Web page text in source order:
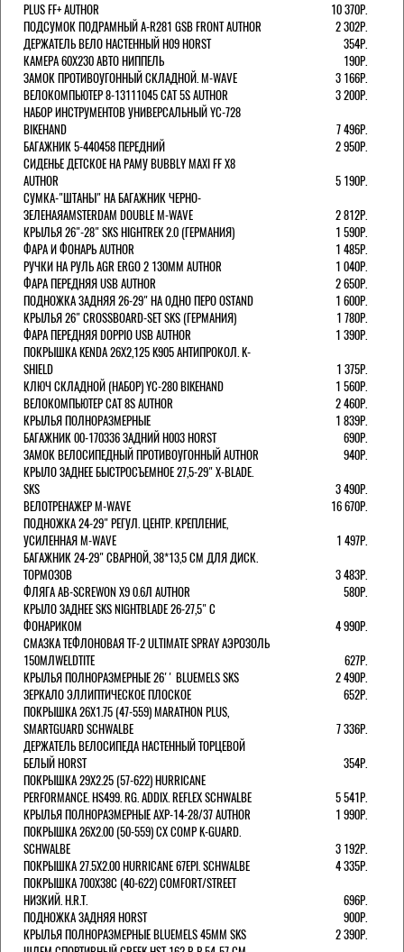
PLUS FF+ AUTHOR
10 370Р.
ПОДСУМОК ПОДРАМНЫЙ A-R281 GSB FRONT AUTHOR
2 302Р.
ДЕРЖАТЕЛЬ ВЕЛО НАСТЕННЫЙ H09 HORST
354Р.
КАМЕРА 60X230 АВТО НИППЕЛЬ
190Р.
ЗАМОК ПРОТИВОУГОННЫЙ СКЛАДНОЙ. M-WAVE
3 166Р.
ВЕЛОКОМПЬЮТЕР 8-13111045 CAT 5S AUTHOR
3 200Р.
НАБОР ИНСТРУМЕНТОВ УНИВЕРСАЛЬНЫЙ YC-728
BIKEHAND
7 496Р.
БАГАЖНИК 5-440458 ПЕРЕДНИЙ
2 950Р.
СИДЕНЬЕ ДЕТСКОЕ НА РАМУ BUBBLY MAXI FF X8
AUTHOR
5 190Р.
СУМКА-"ШТАНЫ" НА БАГАЖНИК ЧЕРНО-
ЗЕЛЕНАЯAMSTERDAM DOUBLE M-WAVE
2 812Р.
КРЫЛЬЯ 26"-28" SKS HIGHTREK 2.0 (ГЕРМАНИЯ)
1 590Р.
ФАРА И ФОНАРЬ AUTHOR
1 485Р.
РУЧКИ НА РУЛЬ AGR ERGO 2 130ММ AUTHOR
1 040Р.
ФАРА ПЕРЕДНЯЯ USB AUTHOR
2 650Р.
ПОДНОЖКА ЗАДНЯЯ 26-29" НА ОДНО ПЕРО OSTAND
1 600Р.
КРЫЛЬЯ 26" CROSSBOARD-SET SKS (ГЕРМАНИЯ)
1 780Р.
ФАРА ПЕРЕДНЯЯ DOPPIO USB AUTHOR
1 390Р.
ПОКРЫШКА KENDA 26Х2,125 K905 АНТИПРОКОЛ. K-
SHIELD
1 375Р.
КЛЮЧ СКЛАДНОЙ (НАБОР) YC-280 BIKEHAND
1 560Р.
ВЕЛОКОМПЬЮТЕР CAT 8S AUTHOR
2 460Р.
КРЫЛЬЯ ПОЛНОРАЗМЕРНЫЕ
1 839Р.
БАГАЖНИК 00-170336 ЗАДНИЙ H003 HORST
690Р.
ЗАМОК ВЕЛОСИПЕДНЫЙ ПРОТИВОУГОННЫЙ AUTHOR
940Р.
КРЫЛО ЗАДНЕЕ БЫСТРОСЪЕМНОЕ 27,5-29" X-BLADE.
SKS
3 490Р.
ВЕЛОТРЕНАЖЕР M-WAVE
16 670Р.
ПОДНОЖКА 24-29" РЕГУЛ. ЦЕНТР. КРЕПЛЕНИЕ,
УСИЛЕННАЯ M-WAVE
1 497Р.
БАГАЖНИК 24-29" СВАРНОЙ, 38*13,5 СМ ДЛЯ ДИСК.
ТОРМОЗОВ
3 483Р.
ФЛЯГА AB-SCREWON X9 0.6Л AUTHOR
580Р.
КРЫЛО ЗАДНЕЕ SKS NIGHTBLADE 26-27,5" С
ФОНАРИКОМ
4 990Р.
СМАЗКА ТЕФЛОНОВАЯ TF-2 ULTIMATE SPRAY АЭРОЗОЛЬ
150МЛWELDTITE
627Р.
КРЫЛЬЯ ПОЛНОРАЗМЕРНЫЕ 26'' BLUEMELS SKS
2 490Р.
ЗЕРКАЛО ЭЛЛИПТИЧЕСКОЕ ПЛОСКОЕ
652Р.
ПОКРЫШКА 26X1.75 (47-559) MARATHON PLUS,
SMARTGUARD SCHWALBE
7 336Р.
ДЕРЖАТЕЛЬ ВЕЛОCИПЕДА НАСТЕННЫЙ ТОРЦЕВОЙ
БЕЛЫЙ HORST
354Р.
ПОКРЫШКА 29X2.25 (57-622) HURRICANE
PERFORMANCE. HS499. RG. ADDIX. REFLEX SCHWALBE
5 541Р.
КРЫЛЬЯ ПОЛНОРАЗМЕРНЫЕ AXP-14-28/37 AUTHOR
1 990Р.
ПОКРЫШКА 26X2.00 (50-559) CX COMP K-GUARD.
SCHWALBE
3 192Р.
ПОКРЫШКА 27.5X2.00 HURRICANE 67EPI. SCHWALBE
4 335Р.
ПОКРЫШКА 700X38С (40-622) COMFORT/STREET
НИЗКИЙ. H.R.T.
696Р.
ПОДНОЖКА ЗАДНЯЯ HORST
900Р.
КРЫЛЬЯ ПОЛНОРАЗМЕРНЫЕ BLUEMELS 45MM SKS
2 390Р.